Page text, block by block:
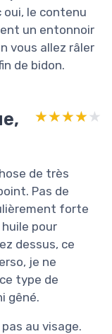
oui, le contenu
un entonnoir
vous allez râler
de bidon.
★★★★★
★★★★★
de très
Pas de
forte
pour
dessus, ce
je ne
type de
gêné.
au visage.